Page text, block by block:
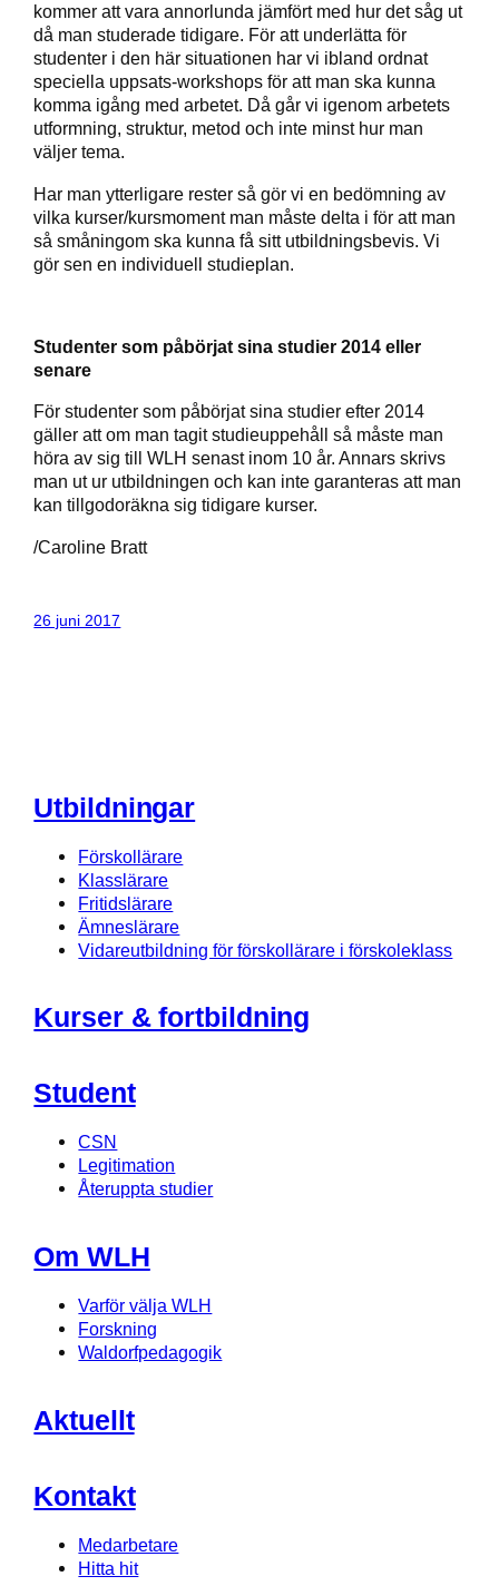
kommer att vara annorlunda jämfört med hur det såg ut
då man studerade tidigare. För att underlätta för
studenter i den här situationen har vi ibland ordnat
speciella uppsats-workshops för att man ska kunna
komma igång med arbetet. Då går vi igenom arbetets
utformning, struktur, metod och inte minst hur man
väljer tema.
Har man ytterligare rester så gör vi en bedömning av
vilka kurser/kursmoment man måste delta i för att man
så småningom ska kunna få sitt utbildningsbevis. Vi
gör sen en individuell studieplan.
Studenter som påbörjat sina studier 2014 eller
senare
För studenter som påbörjat sina studier efter 2014
gäller att om man tagit studieuppehåll så måste man
höra av sig till WLH senast inom 10 år. Annars skrivs
man ut ur utbildningen och kan inte garanteras att man
kan tillgodoräkna sig tidigare kurser.
/Caroline Bratt
26 juni 2017
Utbildningar
Förskollärare
Klasslärare
Fritidslärare
Ämneslärare
Vidareutbildning för förskollärare i förskoleklass
Kurser & fortbildning
Student
CSN
Legitimation
Återuppta studier
Om WLH
Varför välja WLH
Forskning
Waldorfpedagogik
Aktuellt
Kontakt
Medarbetare
Hitta hit